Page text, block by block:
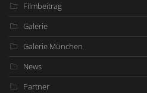
Filmbeitrag
Galerie
Galerie München
News
Partner